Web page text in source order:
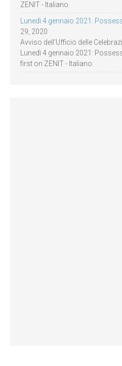
ZENIT - Italiano.
Lunedì 4 gennaio 2021:
29, 2020
Avviso dell’Ufficio delle
Lunedì 4 gennaio 2021:
first on ZENIT - Italiano.